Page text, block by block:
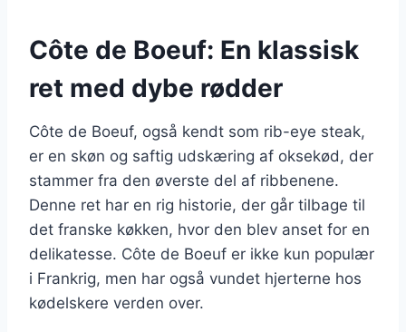
Côte de Boeuf: En klassisk
ret med dybe rødder
Côte de Boeuf, også kendt som rib-eye steak,
er en skøn og saftig udskæring af oksekød, der
stammer fra den øverste del af ribbenene.
Denne ret har en rig historie, der går tilbage til
det franske køkken, hvor den blev anset for en
delikatesse. Côte de Boeuf er ikke kun populær
i Frankrig, men har også vundet hjerterne hos
kødelskere verden over.